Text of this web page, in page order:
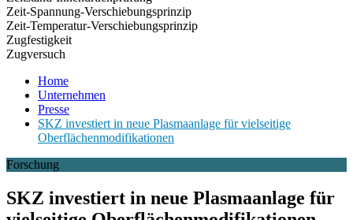
Zeit-Spannung-Verschiebungsprinzip
Zeit-Temperatur-Verschiebungsprinzip
Zugfestigkeit
Zugversuch
Home
Unternehmen
Presse
SKZ investiert in neue Plasmaanlage für vielseitige
Oberflächenmodifikationen
Forschung
SKZ investiert in neue Plasmaanlage für